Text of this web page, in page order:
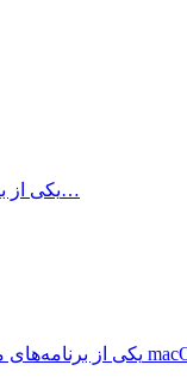
Money Pro چیست؟ Money Pro یکی از برنامه‌های مطرح مدیریت پول برای مک…